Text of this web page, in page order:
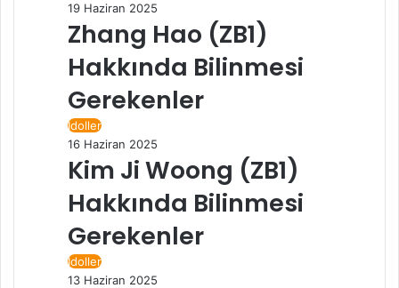
19 Haziran 2025
Zhang Hao (ZB1)
Hakkında Bilinmesi
Gerekenler
İdoller
16 Haziran 2025
Kim Ji Woong (ZB1)
Hakkında Bilinmesi
Gerekenler
İdoller
13 Haziran 2025